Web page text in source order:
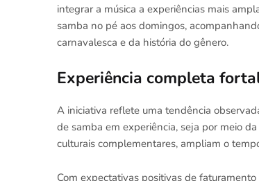
integrar a música a experiências mais
samba no pé aos domingos,
carnavalesca e da história do gênero.
Experiência completa
A iniciativa reflete uma tendência
de samba em experiência, seja por meio
culturais complementares, ampliam o
Com expectativas positivas de